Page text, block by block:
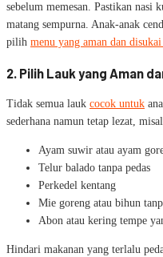
sebelum memesan. Pastikan nasi
matang sempurna. Anak-anak
pilih menu yang aman dan
2. Pilih Lauk yang Aman
Tidak semua lauk cocok untuk
sederhana namun tetap lezat,
Ayam suwir atau ayam
Telur balado tanpa pedas
Perkedel kentang
Mie goreng atau bihun
Abon atau kering tempe
Hindari makanan yang terlalu